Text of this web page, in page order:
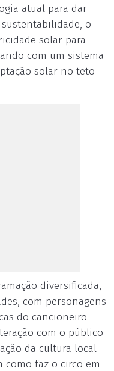
atual para dar
o
solar para
com um sistema
solar no teto
diversificada,
com personagens
do cancioneiro
com o público
da cultura local
como faz o circo em